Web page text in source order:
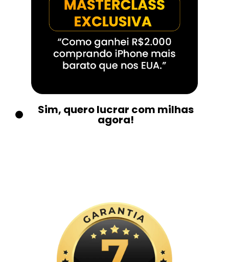
Sim, quero lucrar com milhas
agora!